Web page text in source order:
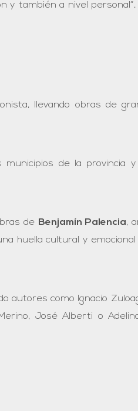
también a nivel
llevando obras de
de la provincia
de Benjamín Palencia,
huella cultural y
autores como Ignacio
José Alberti o